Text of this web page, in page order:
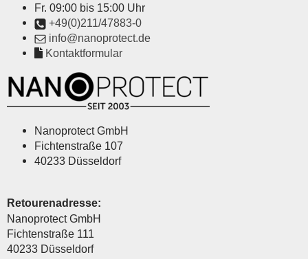
Fr. 09:00 bis 15:00 Uhr
+49(0)211/47883-0
info@nanoprotect.de
Kontaktformular
Nanoprotect GmbH
Fichtenstraße 107
40233 Düsseldorf
Retourenadresse:
Nanoprotect GmbH
Fichtenstraße 111
40233 Düsseldorf